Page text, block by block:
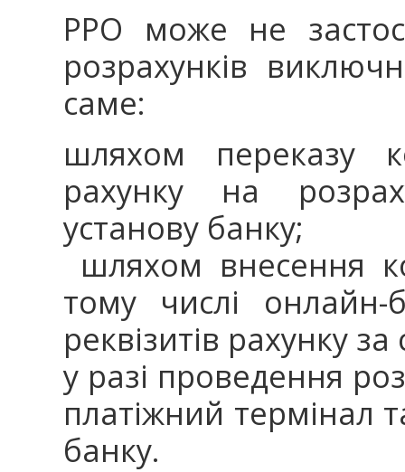
РРО може не
розрахунків
саме:
шляхом переказу
рахунку на
установу банку;
шляхом внесення
тому числі онлайн-
реквізитів рахунку
у разі проведення
платіжний термінал
банку.